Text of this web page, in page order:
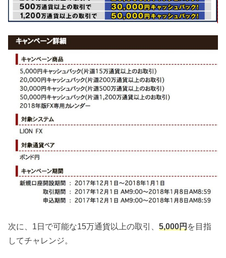
次に、1日で可能な15万通貨以上の取引、5,000円を目指
してチャレンジ。